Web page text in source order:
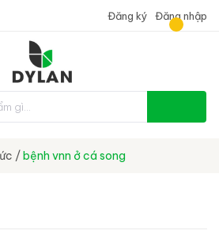
Đăng ký Đăng nhập
/bệnh vnn ở cá song